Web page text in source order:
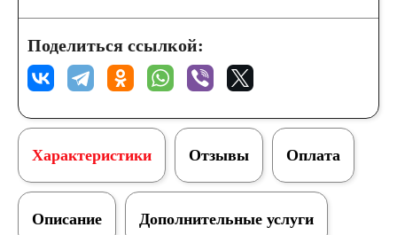
Поделиться ссылкой:
Характеристики
Дополнительные услуги
Отзывы Оплата
Описание